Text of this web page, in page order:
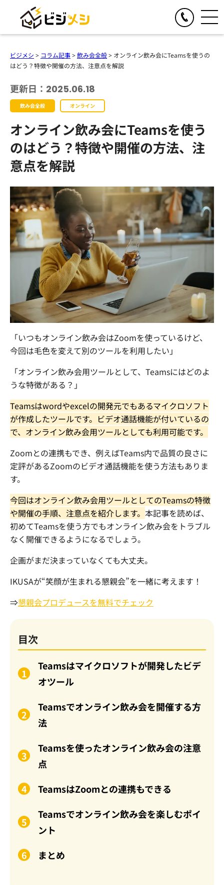
人気の提供サービス
オール社員感謝祭
懇親会・社内パーティープロデュース
クイズ&ビンゴ大会
ゴチバトル
キングオブラスベガス
チームビルディングクルーズ
オンラインイベント
TOGGLE
人気の提供サービス
オンライン格付けバトル
オンラインクイズ&ビンゴ大会
オンラインゴチバトル
オンライン社内イベントプロデュース
お食事の手配
人気の提供サービス
ビジメシケータリング
ビジメシオードブル
ビジメシランチボックス
人気の提供サービス
春のイベント企画
夏のイベント企画
秋のイベント企画
ファミリーイベント企画
周年イベント企画
社員交流イベント企画
企業パーティプロデュース
導入事例
会社概要
まずは内容を見たい
資料をダウンロードする
一度話を聞いてみたい
無料で相談する
閉じる
ビジメシ > コラム記事>飲み会全般> オンライン飲み会にTeamsを使うの
はどう？特徴や開催の方法、注意点を解説
更新日：2025.06.18
飲み会全般 オンライン
オンライン飲み会にTeamsを使う
のはどう？特徴や開催の方法、注
意点を解説
「いつもオンライン飲み会はZoomを使っているけど、
今回は毛色を変えて別のツールを利用したい」
「オンライン飲み会用ツールとして、 Teamsにはどのよ
うな特徴がある？」
Teamsはwordやexcelの開発元でもあるマイクロソフト
が作成したツールです。ビデオ通話機能が付いているの
で、オンライン飲み会用ツールとしても利用可能です。
Zoomとの連携もでき、例えばTeams内で品質の良さに
定評があるZoomのビデオ通話機能を使う方法もありま
す。
今回はオンライン飲み会用ツールとしてのTeamsの特徴
や開催の手順、注意点を紹介します。 本記事を読めば、
初めてTeamsを使う方でもオンライン飲み会をトラブル
なく開催できるようになるでしょう。
企画がまだ決まっていなくても大丈夫。
IKUSAが“笑顔が生まれる懇親会”を一緒に考えます！
⇒懇親会プロデュースを無料でチェック
目次
Teamsはマイクロソフトが開発したビデ
オツール
Teamsでオンライン飲み会を開催する方
法
Teamsを使ったオンライン飲み会の注意
点
TeamsはZoomとの連携もできる
Teamsでオンライン飲み会を楽しむポイ
ント
まとめ